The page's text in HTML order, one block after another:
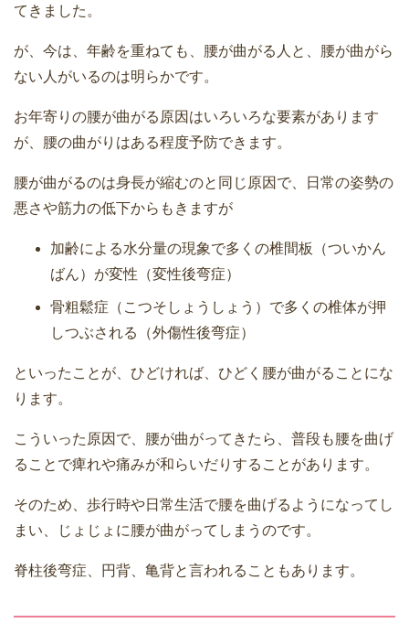
てきました。
が、今は、年齢を重ねても、腰が曲がる 人 と、腰が曲がら
ない人がいるのは明らかです。
お年寄りの腰が曲がる原因はいろいろな要素があります
が、腰の曲がりはある程度予防できます。
腰が曲がるのは身長が縮むのと同じ原因で、日常の姿勢の
悪さや筋力の低下からもきますが
加齢による水分量の現象で多くの椎間板（ついかん
ばん）が変性（変性後弯症）
骨粗鬆症（こつそしょうしょう）で多くの椎体が押
しつぶされる（外傷性後弯症）
といったことが、ひどければ、ひどく腰が曲がることにな
ります。
こういった原因で、腰が曲がってきたら、普段も腰を曲げ
ることで痺れや痛みが和らいだりすることがあります。
そのため、歩行時や日常生活で腰を曲げるようになってし
まい、じょじょに腰が曲がってしまうのです。
脊柱後弯症、円背、亀背と言われることもあります。